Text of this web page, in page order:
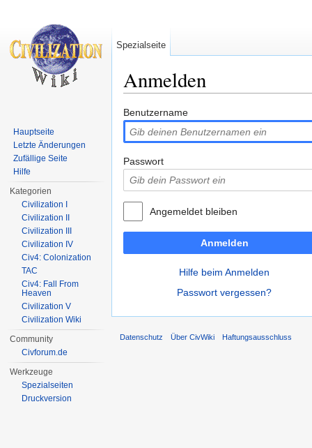
Anmelden
Benutzername
Passwort
Angemeldet bleiben
Anmelden
Hilfe beim Anmelden
Passwort vergessen?
Spezialseite
Hauptseite
Letzte Änderungen
Zufällige Seite
Hilfe
Kategorien
Civilization I
Civilization II
Civilization III
Civilization IV
Civ4: Colonization
TAC
Civ4: Fall From
Heaven
Civilization V
Civilization Wiki
Community
Civforum.de
Werkzeuge
Spezialseiten
Druckversion
Datenschutz Über CivWiki Haftungsausschluss